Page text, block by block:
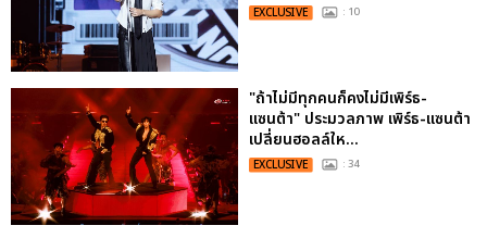
EXCLUSIVE : 10
"ถ้าไม่มีทุกคนก็คงไม่มีเพิร์ธ-
แซนต้า" ประมวลภาพ เพิร์ธ-แซนต้า
เปลี่ยนฮอลล์ให...
EXCLUSIVE : 34